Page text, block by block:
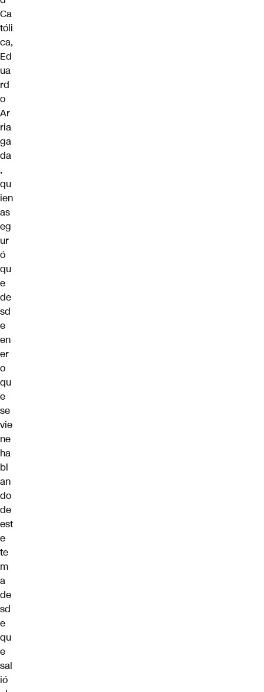
Ca
tóli
ca,
Ed
ua
rd
o
Ar
ria
ga
da
,
qu
ien
as
eg
ur
ó
qu
e
de
sd
e
en
er
o
qu
e
se
vie
ne
ha
bl
an
do
de
est
e
te
m
a
de
sd
e
qu
e
sal
ió